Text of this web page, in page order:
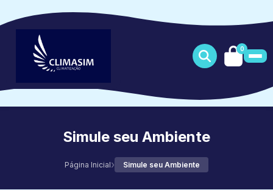
0
Simule seu Ambiente
Página Inicial› Simule seu Ambiente